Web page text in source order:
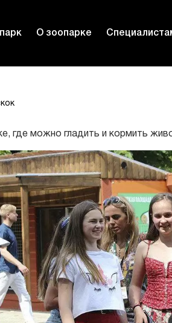
О зоопарке
где можно гладить и кормить